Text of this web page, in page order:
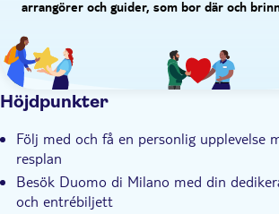
arrangörer och guider, som bor där och
Höjdpunkter
Följ med och få en personlig upplevelse
resplan
Besök Duomo di Milano med din
och entrébiljett